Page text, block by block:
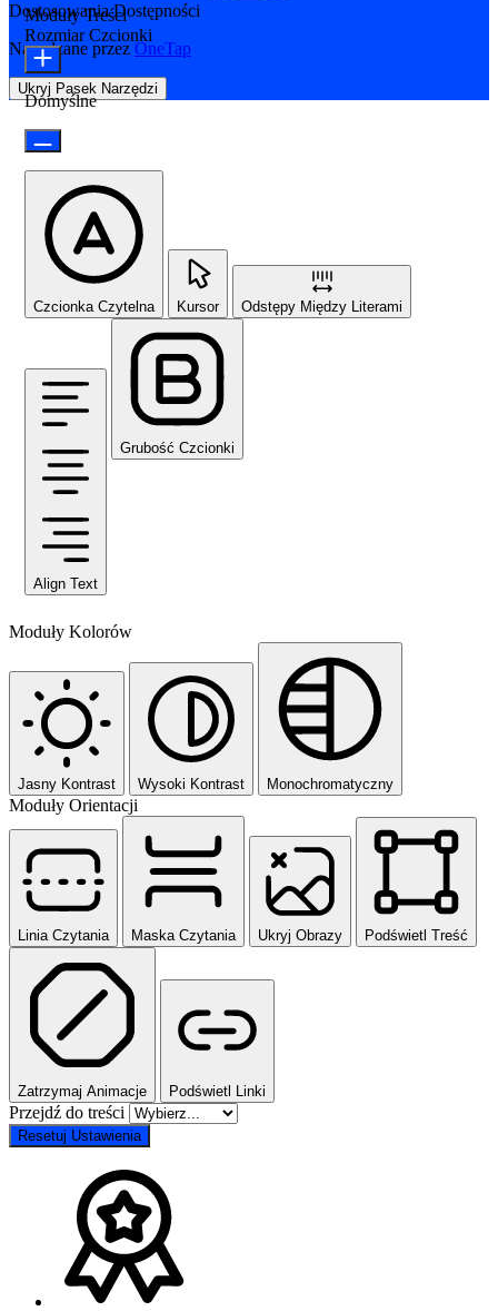
Dostosowania Dostępności
Napędzane przez OneTap
Ukryj Pasek Narzędzi
Moduły Treści
Rozmiar Czcionki
Domyślne
Czcionka Czytelna Kursor Odstępy Między Literami
Align Text
Grubość Czcionki
Moduły Kolorów
Jasny Kontrast Wysoki Kontrast Monochromatyczny
Moduły Orientacji
Linia Czytania Maska Czytania Ukryj Obrazy Podświetl Treść
Zatrzymaj Animacje Podświetl Linki
Przejdź do treści
Resetuj Ustawienia